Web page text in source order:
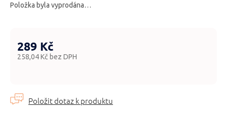
Položka byla vyprodána…
289 Kč
258,04 Kč bez DPH